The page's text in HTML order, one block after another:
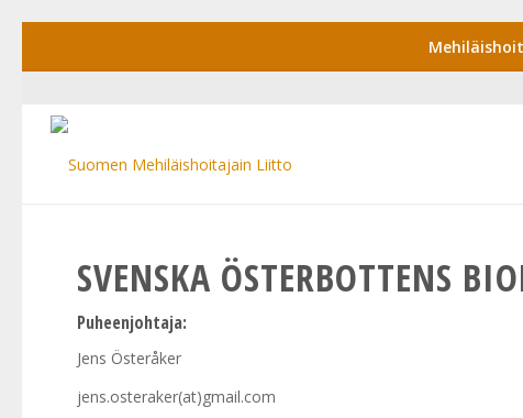
SVENSKA ÖSTERBOTTENS
Puheenjohtaja:
Jens Österåker
jens.osteraker(at)gmail.com